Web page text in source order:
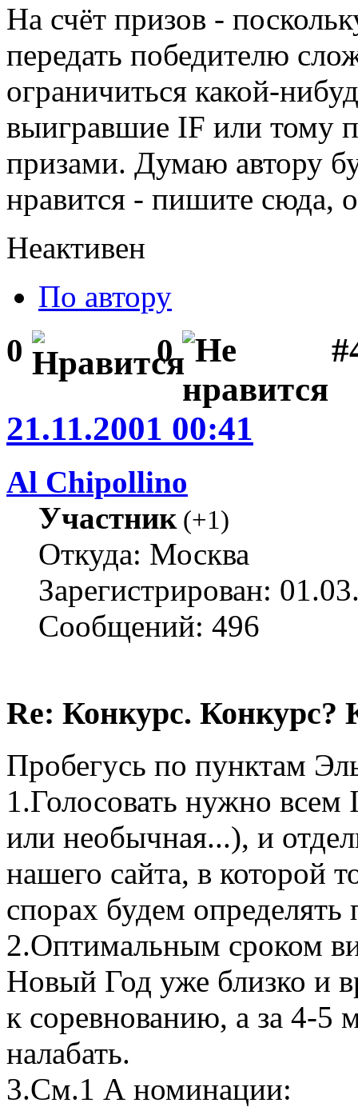
На счёт призов -
передать победителю
ограничиться какой-
выигравшие IF или тому
призами. Думаю автору
нравится - пишите сюда,
Неактивен
По автору
0 0
21.11.2001 00:41
Al Chipollino
Участник(+1)
Откуда: Москва
Зарегистрирован:
Сообщений: 496
Re: Конкурс. Конкурс?
Пробегусь по пунктам
1.Голосовать нужно всем
или необычная...), и
нашего сайта, в которой
спорах будем определять
2.Оптимальным сроком
Новый Год уже близко и
к соревнованию, а за 4-5
налабать.
3.См.1 А номинации: